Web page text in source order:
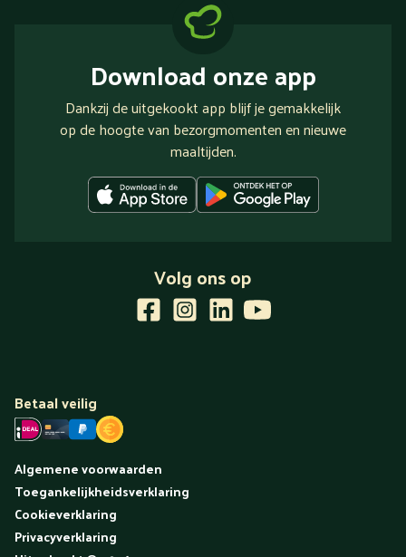
Download onze app
Dankzij de uitgekookt app blijf je gemakkelijk
op de hoogte van bezorgmomenten en nieuwe
maaltijden.
Volg ons op
Betaal veilig
Algemene voorwaarden
Toegankelijkheidsverklaring
Cookieverklaring
Privacyverklaring